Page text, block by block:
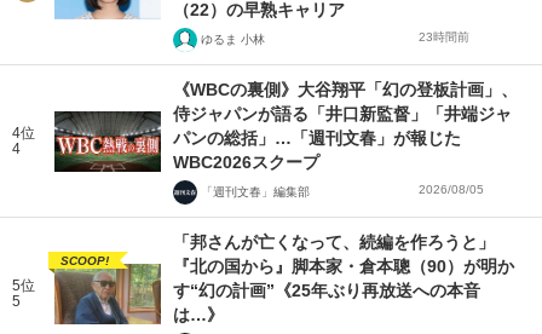
（22）の早熟キャリア
ゆるま 小林 23時間前
4位
4
《WBCの裏側》大谷翔平「幻の登板計画」、
侍ジャパンが語る「井口新監督」「井端ジャ
パンの総括」…「週刊文春」が報じた
WBC2026スクープ
「週刊文春」編集部 2026/08/05
5位
5
SCOOP!
「邦さんが亡くなって、続編を作ろうと」
『北の国から』脚本家・倉本聰（90）が明か
す“幻の計画”《25年ぶり再放送への本音
は…》